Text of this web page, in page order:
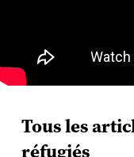
Tous les
réfugiés